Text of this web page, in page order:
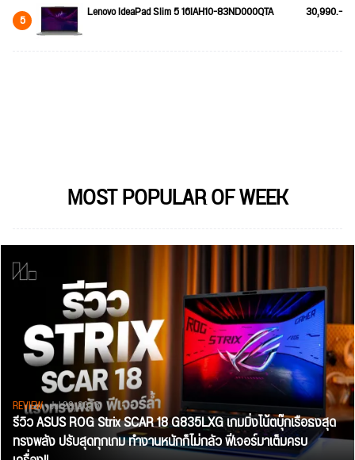
5 Lenovo IdeaPad Slim 5 16IAH10-83ND000QTA 30,990.-
MOST POPULAR OF WEEK
REVIEW• Jul 28, 2026
รีวิว ASUS ROG Strix SCAR 18 G835LXG เกมมิ่งโน้ตบุ๊กเรือธงสุด
ทรงพลัง ปรับสุดทุกเกม ทำงานหนักก็ไม่กลัว ฟีเจอร์มาเต็มครบ